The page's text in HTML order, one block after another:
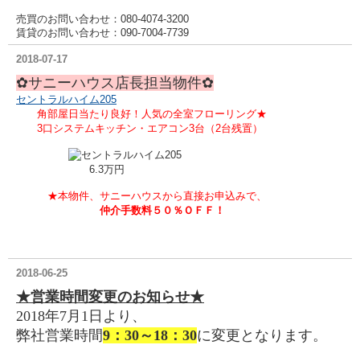
売買のお問い合わせ：080-4074-3200
賃貸のお問い合わせ：090-7004-7739
2018-07-17
✿サニーハウス店長担当物件✿
セントラルハイム205
角部屋日当たり良好！人気の全室フローリング★
3口システムキッチン・エアコン3台（2台残置）
6.3万円
★本物件、サニーハウスから直接お申込みで、
仲介手数料５０％ＯＦＦ！
2018-06-25
★営業時間変更のお知らせ★
2018年7月1日より、
弊社営業時間9：30～18：30に変更となります。